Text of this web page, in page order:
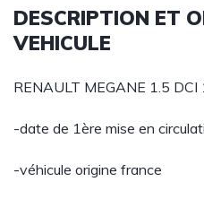
DESCRIPTION ET
VEHICULE
RENAULT MEGANE 1.5
-date de 1ère mise en
-véhicule origine france